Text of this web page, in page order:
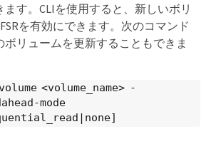
す。CLIを使用すると、新しいボリ
を有効にできます。次のコマンド
ボリュームを更新することもできま
<volume_name> -
mode